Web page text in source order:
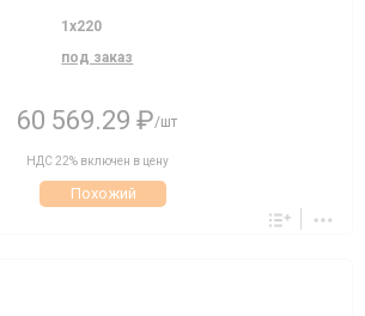
1х220
под заказ
60 569.29 ₽/шт
НДС 22% включен в цену
Похожий